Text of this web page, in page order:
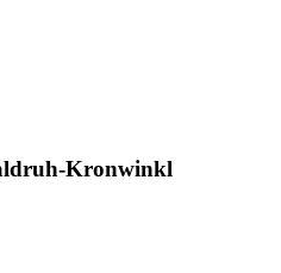
Kronwinkl